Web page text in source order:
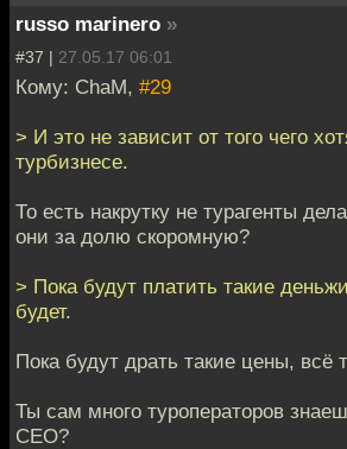
russo marinero »
#37 | 27.05.17 06:01
Кому: ChaM, #29
> И это не зависит от того чего
турбизнесе.
То есть накрутку не турагенты
они за долю скоромную?
> Пока будут платить такие
будет.
Пока будут драть такие цены, всё
Ты сам много туроператоров
CEO?